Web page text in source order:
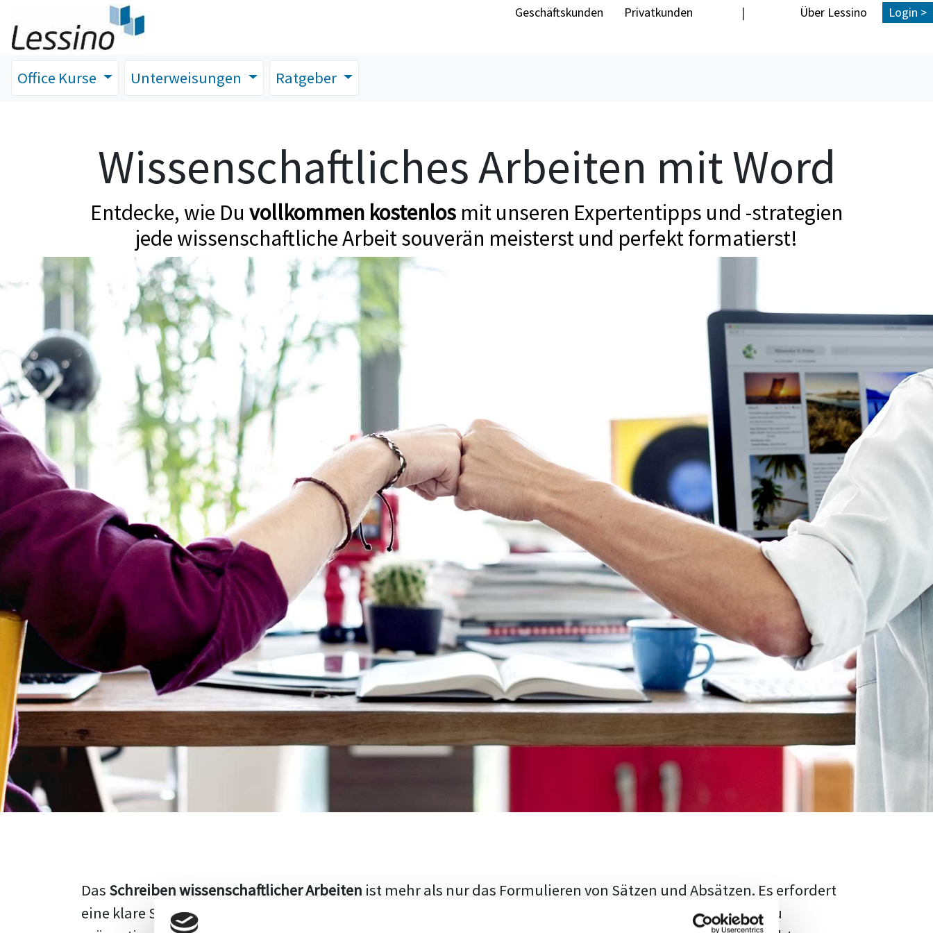
Geschäftskunden Privatkunden | Über Lessino Login >
Office Kurse Unterweisungen Ratgeber
Wissenschaftliches Arbeiten mit Word
Entdecke, wie Du vollkommen kostenlos mit unseren Expertentipps und -strategien
jede wissenschaftliche Arbeit souverän meisterst und perfekt formatierst!
Das Schreiben wissenschaftlicher Arbeiten ist mehr als nur das Formulieren von Sätzen und Absätzen. Es erfordert
eine klare Struktur, einen logischen Aufbau und die Fähigkeit, den aktuellen Forschungsstand adäquat zu